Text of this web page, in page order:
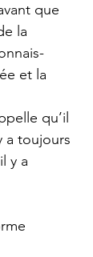
que
la
et la
qu’il
a toujours
y a